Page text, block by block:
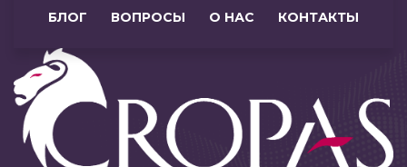
БЛОГ ВОПРОСЫ О НАС КОНТАКТЫ